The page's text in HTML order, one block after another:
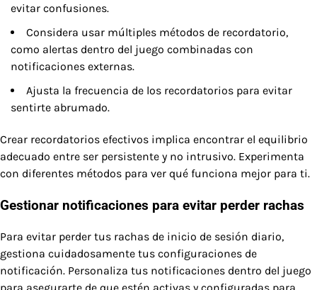
evitar confusiones.
Considera usar múltiples métodos de recordatorio,
como alertas dentro del juego combinadas con
notificaciones externas.
Ajusta la frecuencia de los recordatorios para evitar
sentirte abrumado.
Crear recordatorios efectivos implica encontrar el equilibrio
adecuado entre ser persistente y no intrusivo. Experimenta
con diferentes métodos para ver qué funciona mejor para ti.
Gestionar notificaciones para evitar perder rachas
Para evitar perder tus rachas de inicio de sesión diario,
gestiona cuidadosamente tus configuraciones de
notificación. Personaliza tus notificaciones dentro del juego